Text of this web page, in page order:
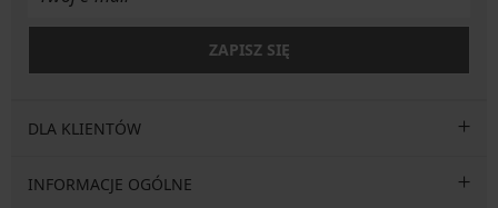
ZAPISZ SIĘ
DLA KLIENTÓW
INFORMACJE OGÓLNE